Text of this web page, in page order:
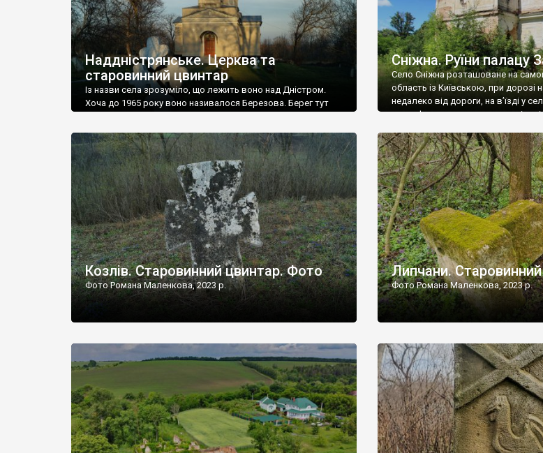
Наддністрянське. Церква та
старовинний цвинтар
Із назви села зрозуміло, що лежить воно над Дністром.
Хоча до 1965 року воно називалося Березова. Берег тут
Наддністрянське відрізняється від більшості навколишніх
сіл. У селі є мурована Михайлівська церква. Точної дати […]
Сніжна. Руїни палацу
Село Сніжна розташоване на
область із Київською, при дорозі
недалеко від дороги, на в’їзді у
рельєфне пано, яке показує жінку
дороги їх не видно, але видно дві
[…]
Козлів. Старовинний цвинтар. Фото
Фото Романа Маленкова, 2023 р.
Липчани.
Фото Романа Маленкова, 2023 р.